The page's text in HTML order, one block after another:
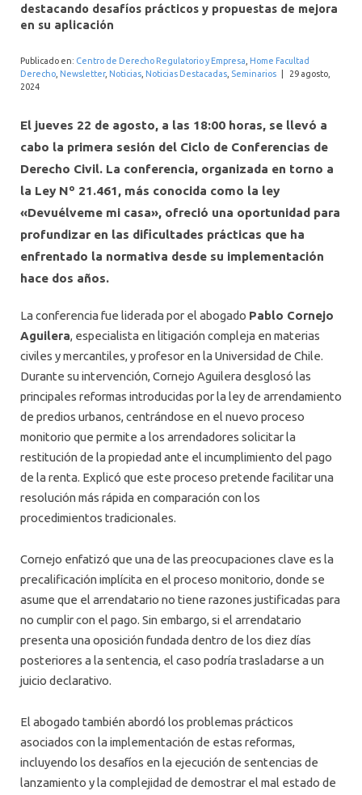
destacando desafíos prácticos y propuestas de mejora
en su aplicación
Publicado en: Centro de Derecho Regulatorio y Empresa Home Facultad
Derecho Newsletter, Noticias Noticias Destacadas Seminarios
29 agosto,
2024
El jueves 22 de agosto, a las 18:00 horas, se llevó a
cabo la primera sesión del Ciclo de Conferencias de
Derecho Civil. La conferencia, organizada en torno a
la Ley Nº 21.461, más conocida como la ley
«Devuélveme mi casa», ofreció una oportunidad para
profundizar en las dificultades prácticas que ha
enfrentado la normativa desde su implementación
hace dos años.
La conferencia fue liderada por el abogado Pablo Cornejo
Aguilera, especialista en litigación compleja en materias
civiles y mercantiles, y profesor en la Universidad de Chile.
Durante su intervención, Cornejo Aguilera desglosó las
principales reformas introducidas por la ley de arrendamiento
de predios urbanos, centrándose en el nuevo proceso
monitorio que permite a los arrendadores solicitar la
restitución de la propiedad ante el incumplimiento del pago
de la renta. Explicó que este proceso pretende facilitar una
resolución más rápida en comparación con los
procedimientos tradicionales.
Cornejo enfatizó que una de las preocupaciones clave es la
precalificación implícita en el proceso monitorio, donde se
asume que el arrendatario no tiene razones justificadas para
no cumplir con el pago. Sin embargo, si el arrendatario
presenta una oposición fundada dentro de los diez días
posteriores a la sentencia, el caso podría trasladarse a un
juicio declarativo.
El abogado también abordó los problemas prácticos
asociados con la implementación de estas reformas,
incluyendo los desafíos en la ejecución de sentencias de
lanzamiento y la complejidad de demostrar el mal estado de